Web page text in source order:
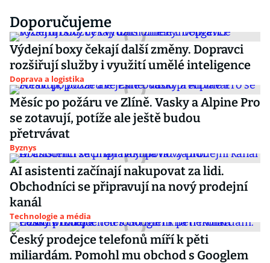
Doporučujeme
Výdejní boxy čekají další změny. Dopravci
rozšiřují služby i využití umělé inteligence
Doprava a logistika
Měsíc po požáru ve Zlíně. Vasky a Alpine Pro
se zotavují, potíže ale ještě budou
přetrvávat
Byznys
AI asistenti začínají nakupovat za lidi.
Obchodníci se připravují na nový prodejní
kanál
Technologie a média
Český prodejce telefonů míří k pěti
miliardám. Pomohl mu obchod s Googlem